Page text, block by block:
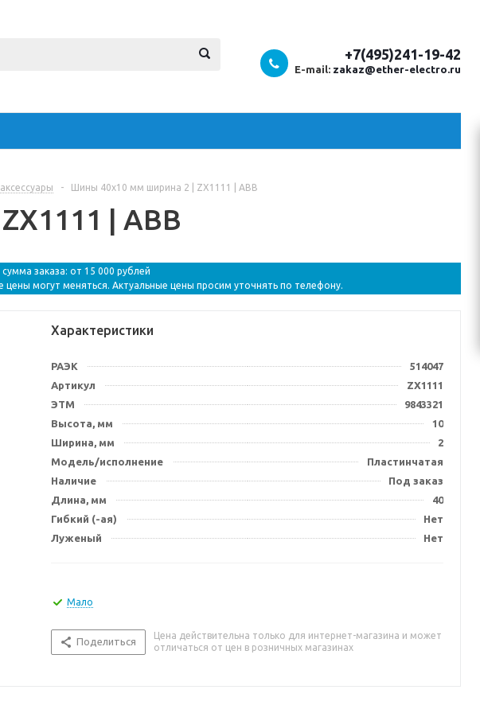
+7(495)241-19-42
E-mail: zakaz@ether-electro.ru
- Шины 40x10 мм ширина 2 | ZX1111 | ABB
| ABB
заказа: от 15 000 рублей
цены могут меняться. Актуальные цены просим уточнять по телефону.
Характеристики
РАЭК
514047
Артикул
ZX1111
ЭТМ
9843321
Высота, мм
10
Ширина, мм
2
Модель/исполнение
Пластинчатая
Наличие
Под заказ
Длина, мм
40
Гибкий (-ая)
Нет
Луженый
Нет
Мало
Поделиться
Цена действительна только для интернет-магазина и может
отличаться от цен в розничных магазинах